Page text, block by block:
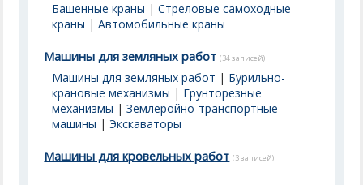
Башенные краны |Стреловые самоходные
краны |Автомобильные краны
Машины для земляных работ (34 записей)
Машины для земляных работ | Бурильно-
крановые механизмы | Грунторезные
механизмы |Землеройно-транспортные
машины |Экскаваторы
Машины для кровельных работ (3 записей)